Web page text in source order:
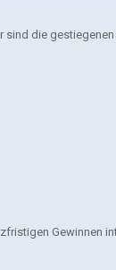
die gestiegenen
Gewinnen